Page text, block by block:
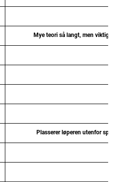
Mye teori så langt, men viktig
Plasserer løperen utenfor